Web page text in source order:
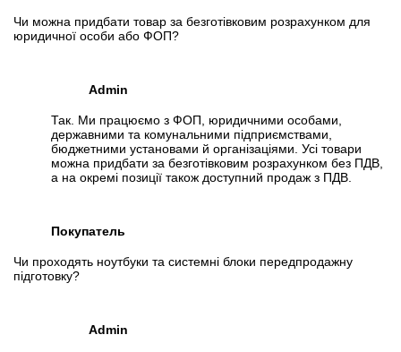
Чи можна придбати товар за безготівковим розрахунком для
юридичної особи або ФОП?
Admin
Так. Ми працюємо з ФОП, юридичними особами,
державними та комунальними підприємствами,
бюджетними установами й організаціями. Усі товари
можна придбати за безготівковим розрахунком без ПДВ,
а на окремі позиції також доступний продаж з ПДВ.
Покупатель
Чи проходять ноутбуки та системні блоки передпродажну
підготовку?
Admin